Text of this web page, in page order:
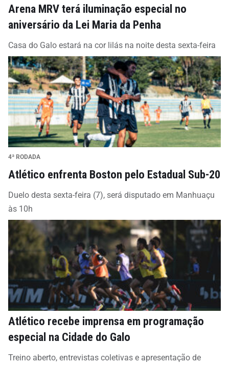
Arena MRV terá iluminação especial no
aniversário da Lei Maria da Penha
Casa do Galo estará na cor lilás na noite desta sexta-feira
4ª RODADA
Atlético enfrenta Boston pelo Estadual Sub-20
Duelo desta sexta-feira (7), será disputado em Manhuaçu
às 10h
Atlético recebe imprensa em programação
especial na Cidade do Galo
Treino aberto, entrevistas coletivas e apresentação de